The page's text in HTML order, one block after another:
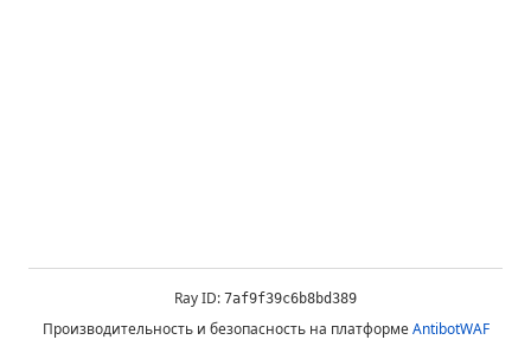
Ray ID: 7af9f39c6b8bd389
Производительность и безопасность на платформеAntibotWAF